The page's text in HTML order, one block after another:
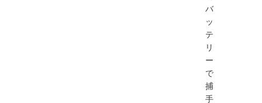
バ
ッ
テ
リ
ー
で
捕
手